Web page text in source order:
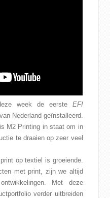
week de eerste EFI
Nederland geïnstalleerd.
M2 Printing in staat om in
te draaien op zeer veel
op textiel is groeiende.
met print, zijn we altijd
Met deze
verder uitbreiden